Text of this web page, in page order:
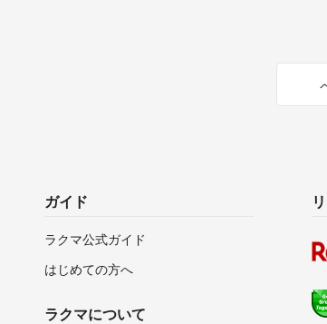
ガイド
ラクマ公式ガイド
はじめての方へ
ラクマについて